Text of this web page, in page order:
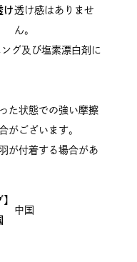
け透け感はありませ
ん。
グ及び塩素漂白剤に
た状態での強い摩擦
がございます。
が付着する場合があ
中国